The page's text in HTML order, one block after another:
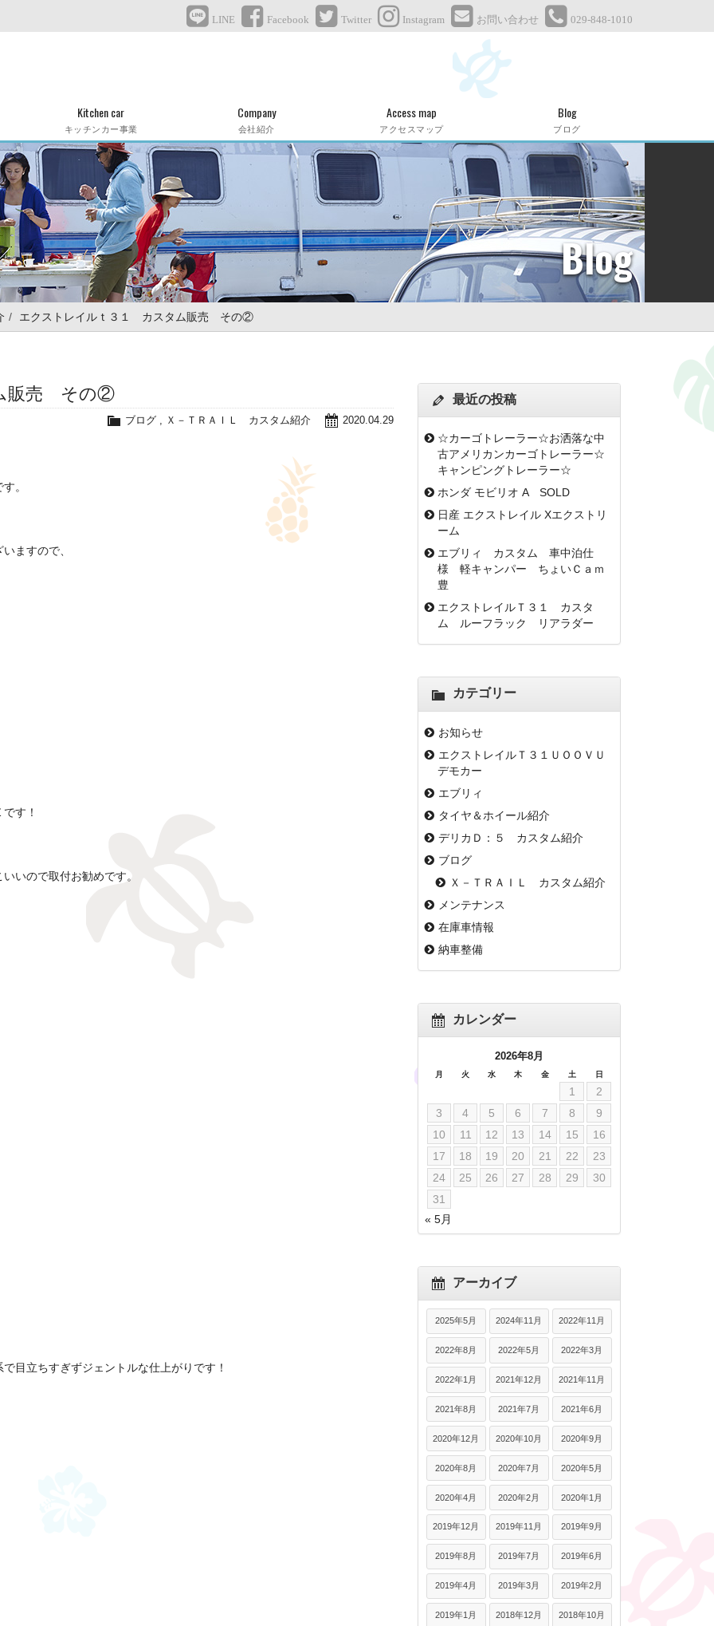
LINE Facebook Twitter Instagram お問い合わせ 029-848-1010
Kitchen car
キッチンカー事業
Company
会社紹介
Access map
アクセスマップ
Blog
ブログ
Blog
エクストレイルｔ３１ カスタム販売 その②
販売 その②
2020.04.29
ブログ Ｘ－ＴＲＡＩＬ カスタム紹介
。
ますので、
す！
いので取付お勧めです。
目立ちすぎずジェントルな仕上がりです！
最近の投稿
☆カーゴトレーラー☆お洒落な中
古アメリカンカーゴトレーラー☆
キャンピングトレーラー☆
ホンダ モビリオ A SOLD
日産 エクストレイル Xエクストリ
ーム
エブリィ カスタム 車中泊仕
様 軽キャンパー ちょいＣａｍ
豊
エクストレイルＴ３１ カスタ
ム ルーフラック リアラダー
カテゴリー
お知らせ
エクストレイルＴ３１ＵＯＯＶＵ
デモカー
エブリィ
タイヤ＆ホイール紹介
デリカＤ：５ カスタム紹介
ブログ
Ｘ－ＴＲＡＩＬ カスタム紹介
メンテナンス
在庫車情報
納車整備
カレンダー
2026年8月
月 火 水 木 金 土 日
1
2
3
4 5 6 7 8
9
10
11 12 13 14 15
16
17
18 19 20 21 22
23
24
25 26 27 28 29
30
31
« 5月
アーカイブ
2025年5月 2024年11月 2022年11月
2022年8月 2022年5月 2022年3月
2022年1月 2021年12月 2021年11月
2021年8月 2021年7月 2021年6月
2020年12月 2020年10月 2020年9月
2020年8月 2020年7月 2020年5月
2020年4月 2020年2月 2020年1月
2019年12月 2019年11月 2019年9月
2019年8月 2019年7月 2019年6月
2019年4月 2019年3月 2019年2月
2019年1月 2018年12月 2018年10月